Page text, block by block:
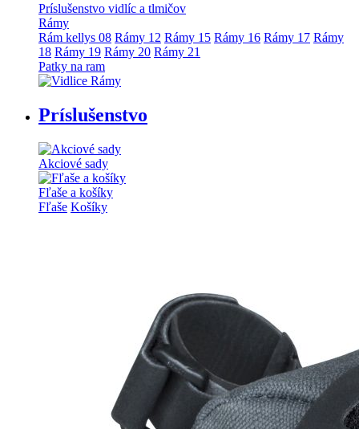
Príslušenstvo vidlíc a tlmičov
Rámy
Rám kellys 08 Rámy 12 Rámy 15 Rámy 16 Rámy 17 Rámy
18 Rámy 19 Rámy 20 Rámy 21
Patky na ram
Príslušenstvo
Akciové sady
Fľaše a košíky
Fľaše Košíky